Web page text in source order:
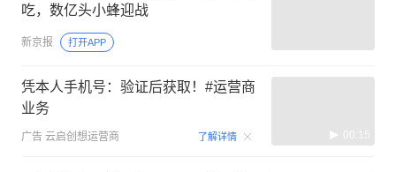
吃，数亿头小蜂迎战
新京报 打开APP
凭本人手机号：验证后获取！#运营商
业务
广告 云启创想运营商 了解详情 00:15